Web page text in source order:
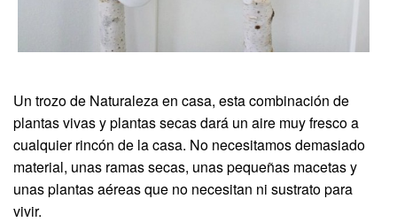
Un trozo de Naturaleza en casa, esta combinación de
plantas vivas y plantas secas dará un aire muy fresco a
cualquier rincón de la casa. No necesitamos demasiado
material, unas ramas secas, unas pequeñas macetas y
unas plantas aéreas que no necesitan ni sustrato para
vivir.